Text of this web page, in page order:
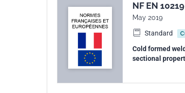
NF EN
May 2019
Standard
Cold formed
sectional